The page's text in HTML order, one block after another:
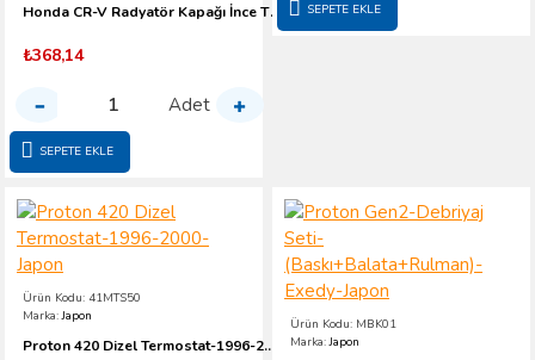
Honda CR-V Radyatör Kapağı İnce Tip 1.1 Bar-2007-2012
₺368,14
Adet
SEPETE EKLE
SEPETE EKLE
Ürün Kodu: 41MTS50
Marka: Japon
Proton 420 Dizel Termostat-1996-2000-Japon
Ürün Kodu: MBK01
Marka: Japon